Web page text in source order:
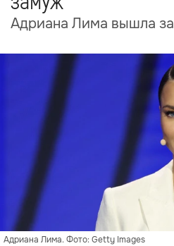
Адриана Лима вышла
Адриана Лима. Фото: Getty Images